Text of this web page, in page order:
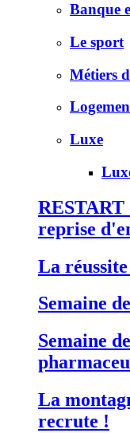
Banque
Le sport
Métiers
Luxe
RESTART
reprise
La
Semaine
Semaine
La
recrute !